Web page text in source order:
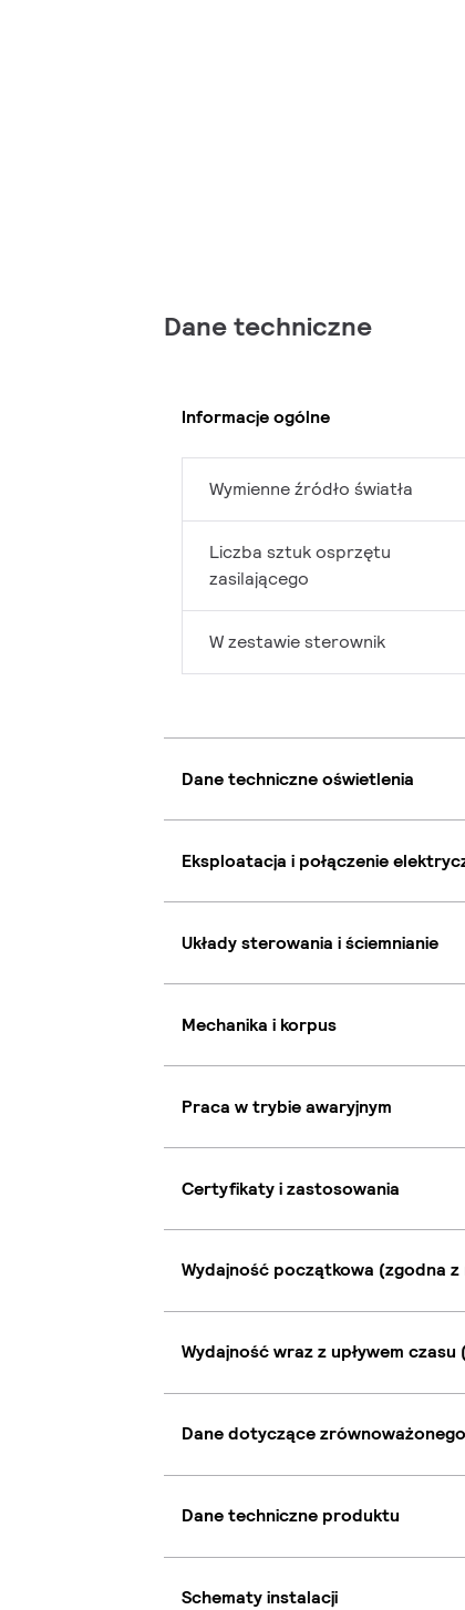
Dane techniczne
Informacje ogólne
Wymienne źródło światła
Liczba sztuk osprzętu
zasilającego
W zestawie sterownik
Dane techniczne oświetlenia
Eksploatacja i połączenie
Układy sterowania i ściemnianie
Mechanika i korpus
Praca w trybie awaryjnym
Certyfikaty i zastosowania
Wydajność początkowa (zgodna z
Wydajność wraz z upływem czasu
Dane dotyczące
Dane techniczne produktu
Schematy instalacji